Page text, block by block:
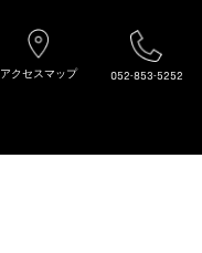
アクセスマップ 052-853-5252